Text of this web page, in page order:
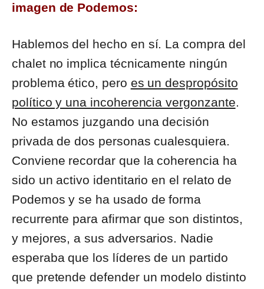
imagen de Podemos:
Hablemos del hecho en sí. La compra del
chalet no implica técnicamente ningún
problema ético, pero es un despropósito
político y una incoherencia vergonzante.
No estamos juzgando una decisión
privada de dos personas cualesquiera.
Conviene recordar que la coherencia ha
sido un activo identitario en el relato de
Podemos y se ha usado de forma
recurrente para afirmar que son distintos,
y mejores, a sus adversarios. Nadie
esperaba que los líderes de un partido
que pretende defender un modelo distinto